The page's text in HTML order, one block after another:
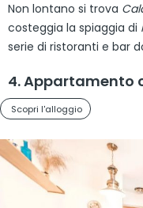
Non lontano si trova
costeggia la spiaggia di
serie di ristoranti e bar
4. Appartamento
Scopri l'alloggio